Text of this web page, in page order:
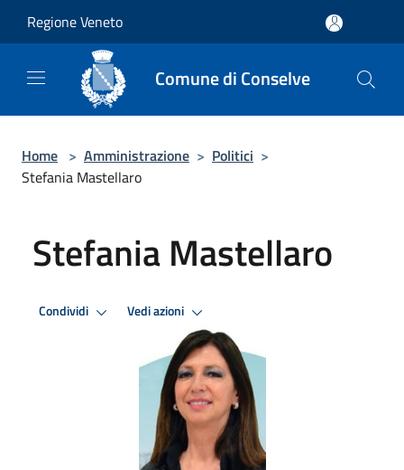
Regione Veneto
Comune di Conselve
Home > Amministrazione > Politici >
Stefania Mastellaro
Stefania Mastellaro
Condividi Vedi azioni